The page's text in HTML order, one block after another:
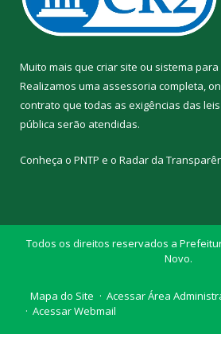
Muito mais que criar site ou sistema
Realizamos uma assessoria completa,
contrato que todas as exigências das
pública serão atendidas.
Conheça o PNTP e o Radar da
Todos os direitos reservados a
Novo.
Mapa do Site
Acessar Área
Acessar Webmail